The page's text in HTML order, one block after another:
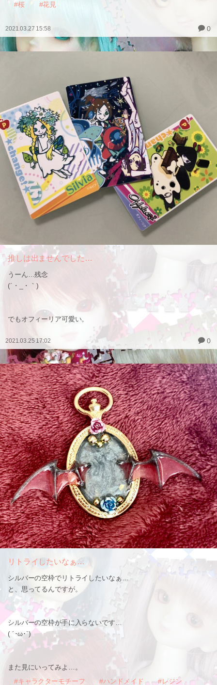
#桜
#花見
2021.03.27 15:58 0
推しは出ませんでした…
うーん…残念
(´・_・｀)
でもオフィーリア可愛い。
2021.03.25 17:02 0
リトライしたいなぁ…
シルバーの空枠でリトライしたいなぁ…
と、思ってるんですが。
シルバーの空枠が手に入らないです…
( ´･ω･`)
また見にいってみよ…。
#キャラクターモチーフ
#ハンドメイド #レジン